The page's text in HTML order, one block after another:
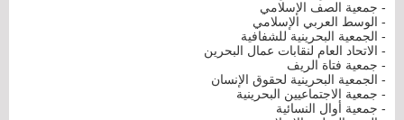
- جمعية الصف الإسلامي
- الوسط العربي الإسلامي
- الجمعية البحرينية للشفافية
- الاتحاد العام لنقابات عمال البحرين
- جمعية فتاة الريف
- الجمعية البحرينية لحقوق الإنسان
- جمعية الاجتماعيين البحرينية
- جمعية أوال النسائية